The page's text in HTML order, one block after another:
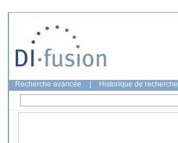
Recherche avancée Historique de recherche